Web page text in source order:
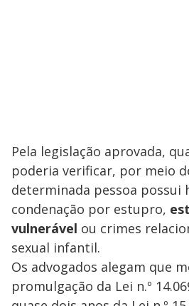
Pela legislação aprovada,
poderia verificar, por meio
determinada pessoa possui
condenação por estupro,
vulnerável ou crimes
sexual infantil.
Os advogados alegam que
promulgação da Lei n.º